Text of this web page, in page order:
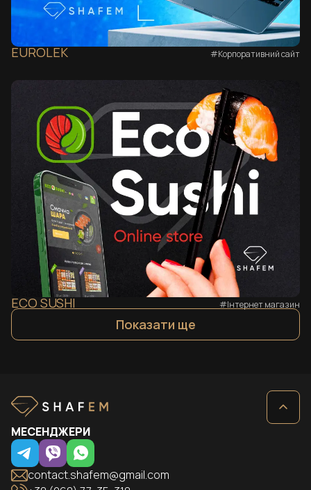
EUROLEK #Корпоративний сайт
ECO SUSHI #Інтернет магазин
Показати ще
МЕСЕНДЖЕРИ
contact.shafem@gmail.com